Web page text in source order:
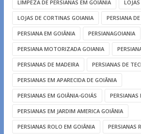
LIMPEZA DE PERSIANAS EM GOIÂNIA
LOJAS DE CORTINAS GOIANIA PERSIANA
PERSIANA EM GOIÂNIA PERSIANAGOIANIA
PERSIANA MOTORIZADA GOIANIA
PERSIANAS DE MADEIRA PERSIANAS DE
PERSIANAS EM APARECIDA DE GOIÂNIA
PERSIANAS EM GOIÂNIA-GOIÁS PERSIANAS
PERSIANAS EM JARDIM AMERICA GOIÂNIA
PERSIANAS ROLO EM GOIÂNIA PERSIANAS